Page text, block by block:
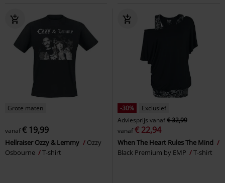
Grote maten
vanaf€ 19,99
Hellraiser Ozzy & Lemmy
Ozzy
Osbourne
T-shirt
-30%
Exclusief
Adviesprijs vanaf€ 32,99
vanaf€ 22,94
When The Heart Rules The Mind
Black Premium by EMP
T-shirt